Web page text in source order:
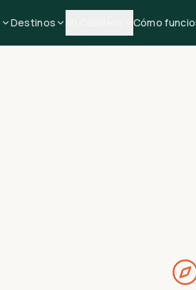
Destinos Cómo